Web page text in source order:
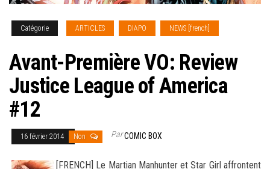
Catégorie ARTICLES DIAPO NEWS [french]
Avant-Première VO: Review
Justice League of America
#12
16 février 2014 Non ParCOMIC BOX
[FRENCH] Le Martian Manhunter et Star Girl affrontent